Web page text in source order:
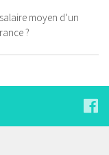
moyen d’un
?